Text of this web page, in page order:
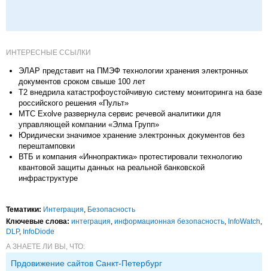
ИНТЕРЕСНЫЕ ССЫЛКИ
ЭЛАР представит на ПМЭФ технологии хранения электронных
документов сроком свыше 100 лет
Т2 внедрила катастрофоустойчивую систему мониторинга на базе
российского решения «Пульт»
МТС Exolve развернула сервис речевой аналитики для
управляющей компании «Элма Групп»
Юридически значимое хранение электронных документов без
перештамповки
ВТБ и компания «Иннопрактика» протестировали технологию
квантовой защиты данных на реальной банковской
инфраструктуре
Тематики: Интеграция, Безопасность
Ключевые слова: интеграция, информационная безопасность, InfoWatch,
DLP, InfoDiode
А ЗНАЕТЕ ЛИ ВЫ, ЧТО:
Прдовижение сайтов Санкт-Петербург